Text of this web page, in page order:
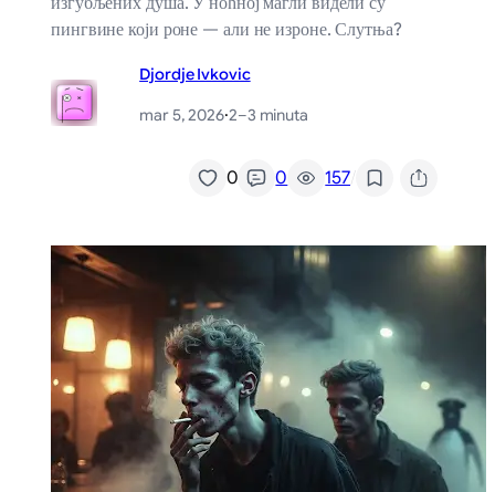
пингвине који роне — али не изроне. Слутња?
Djordje Ivkovic
mar 5, 2026·2–3 minuta
0 0 157/